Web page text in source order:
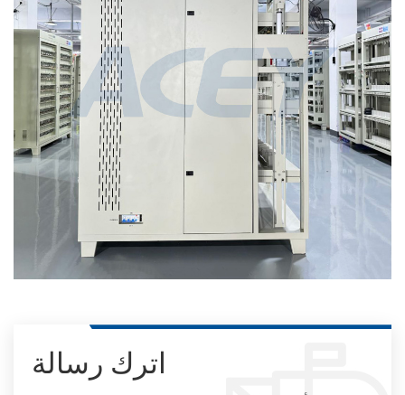
اترك رسالة